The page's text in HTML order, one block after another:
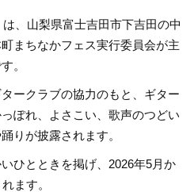
は、山梨県富士吉田市下吉田の中
まちなかフェス実行委員会が主
。
ークラブの協力のもと、ギター
ぽれ、よさこい、歌声のつどい
りが披露されます。
ひとときを掲げ、2026年5月か
ます。